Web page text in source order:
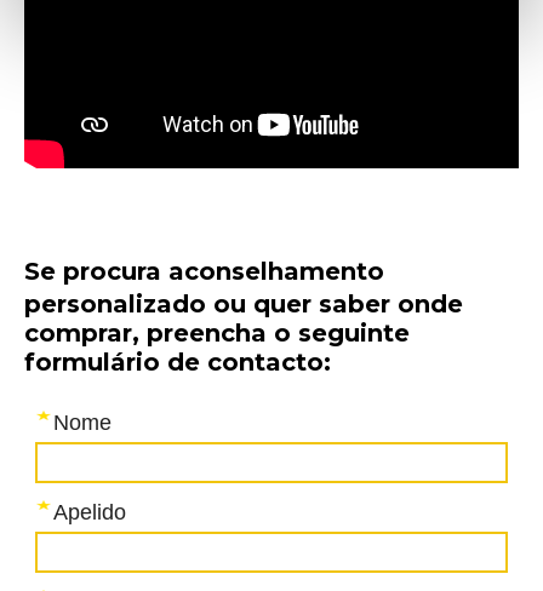
Se procura aconselhamento
personalizado ou quer saber onde
comprar, preencha o seguinte
formulário de contacto: